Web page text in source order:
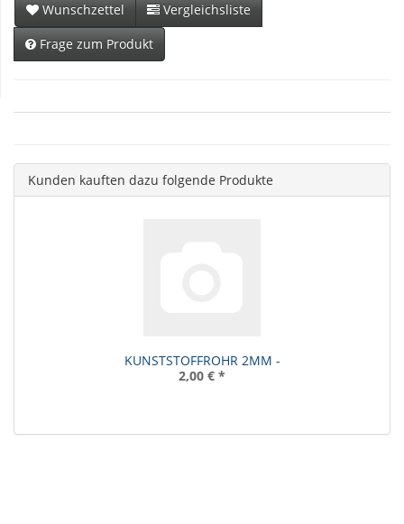
Wunschzettel
Vergleichsliste
Frage zum Produkt
Kunden kauften dazu folgende Produkte
KUNSTSTOFFROHR 2MM -
2,00 € *